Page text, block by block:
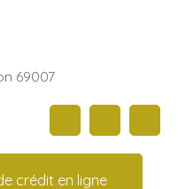
69007
crédit en ligne